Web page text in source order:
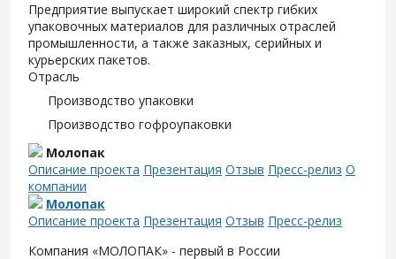
Предприятие выпускает широкий спектр гибких
упаковочных материалов для различных отраслей
промышленности, а также заказных, серийных и
курьерских пакетов.
Отрасль
Производство упаковки
Производство гофроупаковки
Молопак
Описание проекта Презентация Отзыв Пресс-релиз О
компании
Молопак
Описание проекта Презентация Отзыв Пресс-релиз
Компания «МОЛОПАК» - первый в России